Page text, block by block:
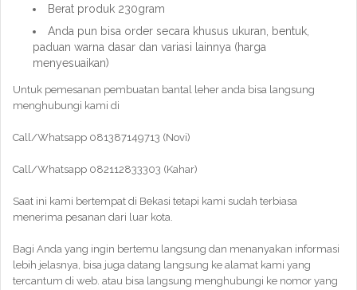
Berat produk 230gram
Anda pun bisa order secara khusus ukuran, bentuk,
paduan warna dasar dan variasi lainnya (harga
menyesuaikan)
Untuk pemesanan pembuatan bantal leher anda bisa langsung
menghubungi kami di
Call/Whatsapp 081387149713 (Novi)
Call/Whatsapp 082112833303 (Kahar)
Saat ini kami bertempat di Bekasi tetapi kami sudah terbiasa
menerima pesanan dari luar kota.
Bagi Anda yang ingin bertemu langsung dan menanyakan informasi
lebih jelasnya, bisa juga datang langsung ke alamat kami yang
tercantum di web. atau bisa langsung menghubungi ke nomor yang